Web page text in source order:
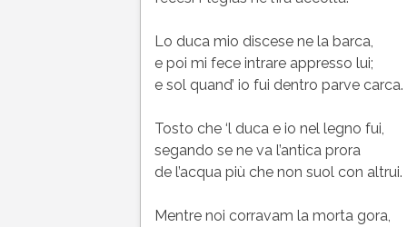
Lo duca mio discese ne la barca,
e poi mi fece intrare appresso lui;
e sol quand’ io fui dentro parve carca.
Tosto che ‘l duca e io nel legno fui,
segando se ne va l’antica prora
de l’acqua più che non suol con altrui.
Mentre noi corravam la morta gora,